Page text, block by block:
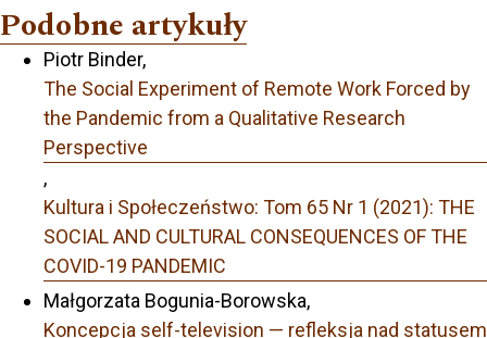
Podobne artykuły
Piotr Binder,
The Social Experiment of Remote Work Forced by
the Pandemic from a Qualitative Research
Perspective
,
Kultura i Społeczeństwo: Tom 65 Nr 1 (2021): THE
SOCIAL AND CULTURAL CONSEQUENCES OF THE
COVID-19 PANDEMIC
Małgorzata Bogunia-Borowska,
Koncepcja self-television — refleksja nad statusem